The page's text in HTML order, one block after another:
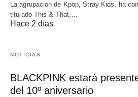
La agrupación de Kpop, Stray Kids, ha
titulado This & That,…
Hace 2 días
NOTICIAS
BLACKPINK estará
del 10º aniversario